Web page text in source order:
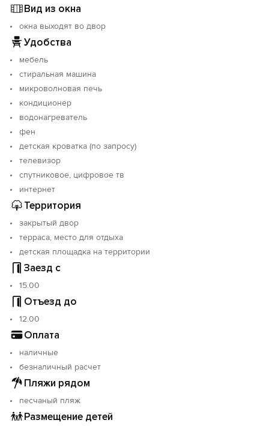
Вид из окна
окна выходят во двор
Удобства
мебель
стиральная машина
микроволновая печь
кондиционер
водонагреватель
фен
детская кроватка (по запросу)
телевизор
спутниковое, цифровое тв
интернет
Территория
закрытый двор
терраса, место для отдыха
детская площадка на территории
Заезд с
15.00
Отъезд до
12.00
Оплата
наличные
безналичный расчет
Пляжи рядом
песчаный пляж
Размещение детей